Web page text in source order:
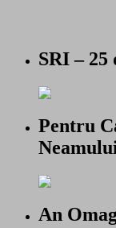
SRI – 25
Pentru
An